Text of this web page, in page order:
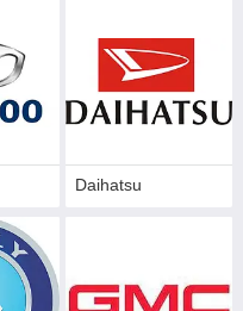
Daihatsu